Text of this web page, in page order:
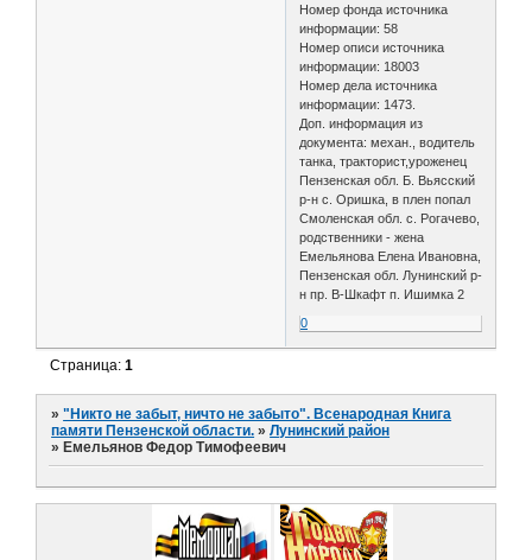
Номер фонда источника
информации: 58
Номер описи источника
информации: 18003
Номер дела источника
информации: 1473.
Доп. информация из
документа: механ., водитель
танка, тракторист,уроженец
Пензенская обл. Б. Вьясский
р-н с. Оришка, в плен попал
Смоленская обл. с. Рогачево,
родственники - жена
Емельянова Елена Ивановна,
Пензенская обл. Лунинский р-
н пр. В-Шкафт п. Ишимка 2
0
Страница:1
»"Никто не забыт, ничто не забыто". Всенародная Книга
памяти Пензенской области. »Лунинский район
» Емельянов Федор Тимофеевич